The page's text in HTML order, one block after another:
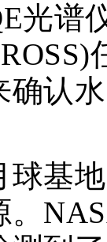
光谱
确认
球基
。